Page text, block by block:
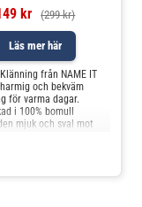
kr (299 kr)
Läs mer här
från NAME IT
och bekväm
för varma dagar.
i 100% bomull
mjuk och sval mot